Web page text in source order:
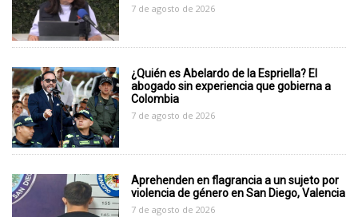
7 de agosto de 2026
¿Quién es Abelardo de la Espriella? El
abogado sin experiencia que gobierna a
Colombia
7 de agosto de 2026
Aprehenden en flagrancia a un sujeto por
violencia de género en San Diego, Valencia
7 de agosto de 2026